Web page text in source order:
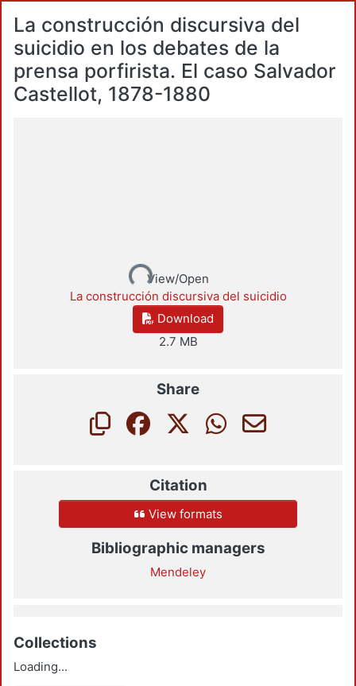
La construcción discursiva del
suicidio en los debates de la
prensa porfirista. El caso Salvador
Castellot, 1878-1880
Loading...View/Open
La construcción discursiva del suicidio
Download
2.7 MB
Share
Citation
View formats
Bibliographic managers
Mendeley
Collections
Loading...